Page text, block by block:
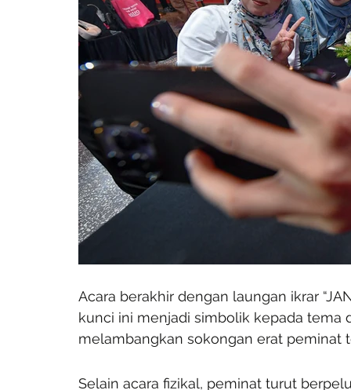
Acara berakhir dengan laungan ikrar
kunci ini menjadi simbolik kepada
melambangkan sokongan erat peminat
Selain acara fizikal, peminat turut